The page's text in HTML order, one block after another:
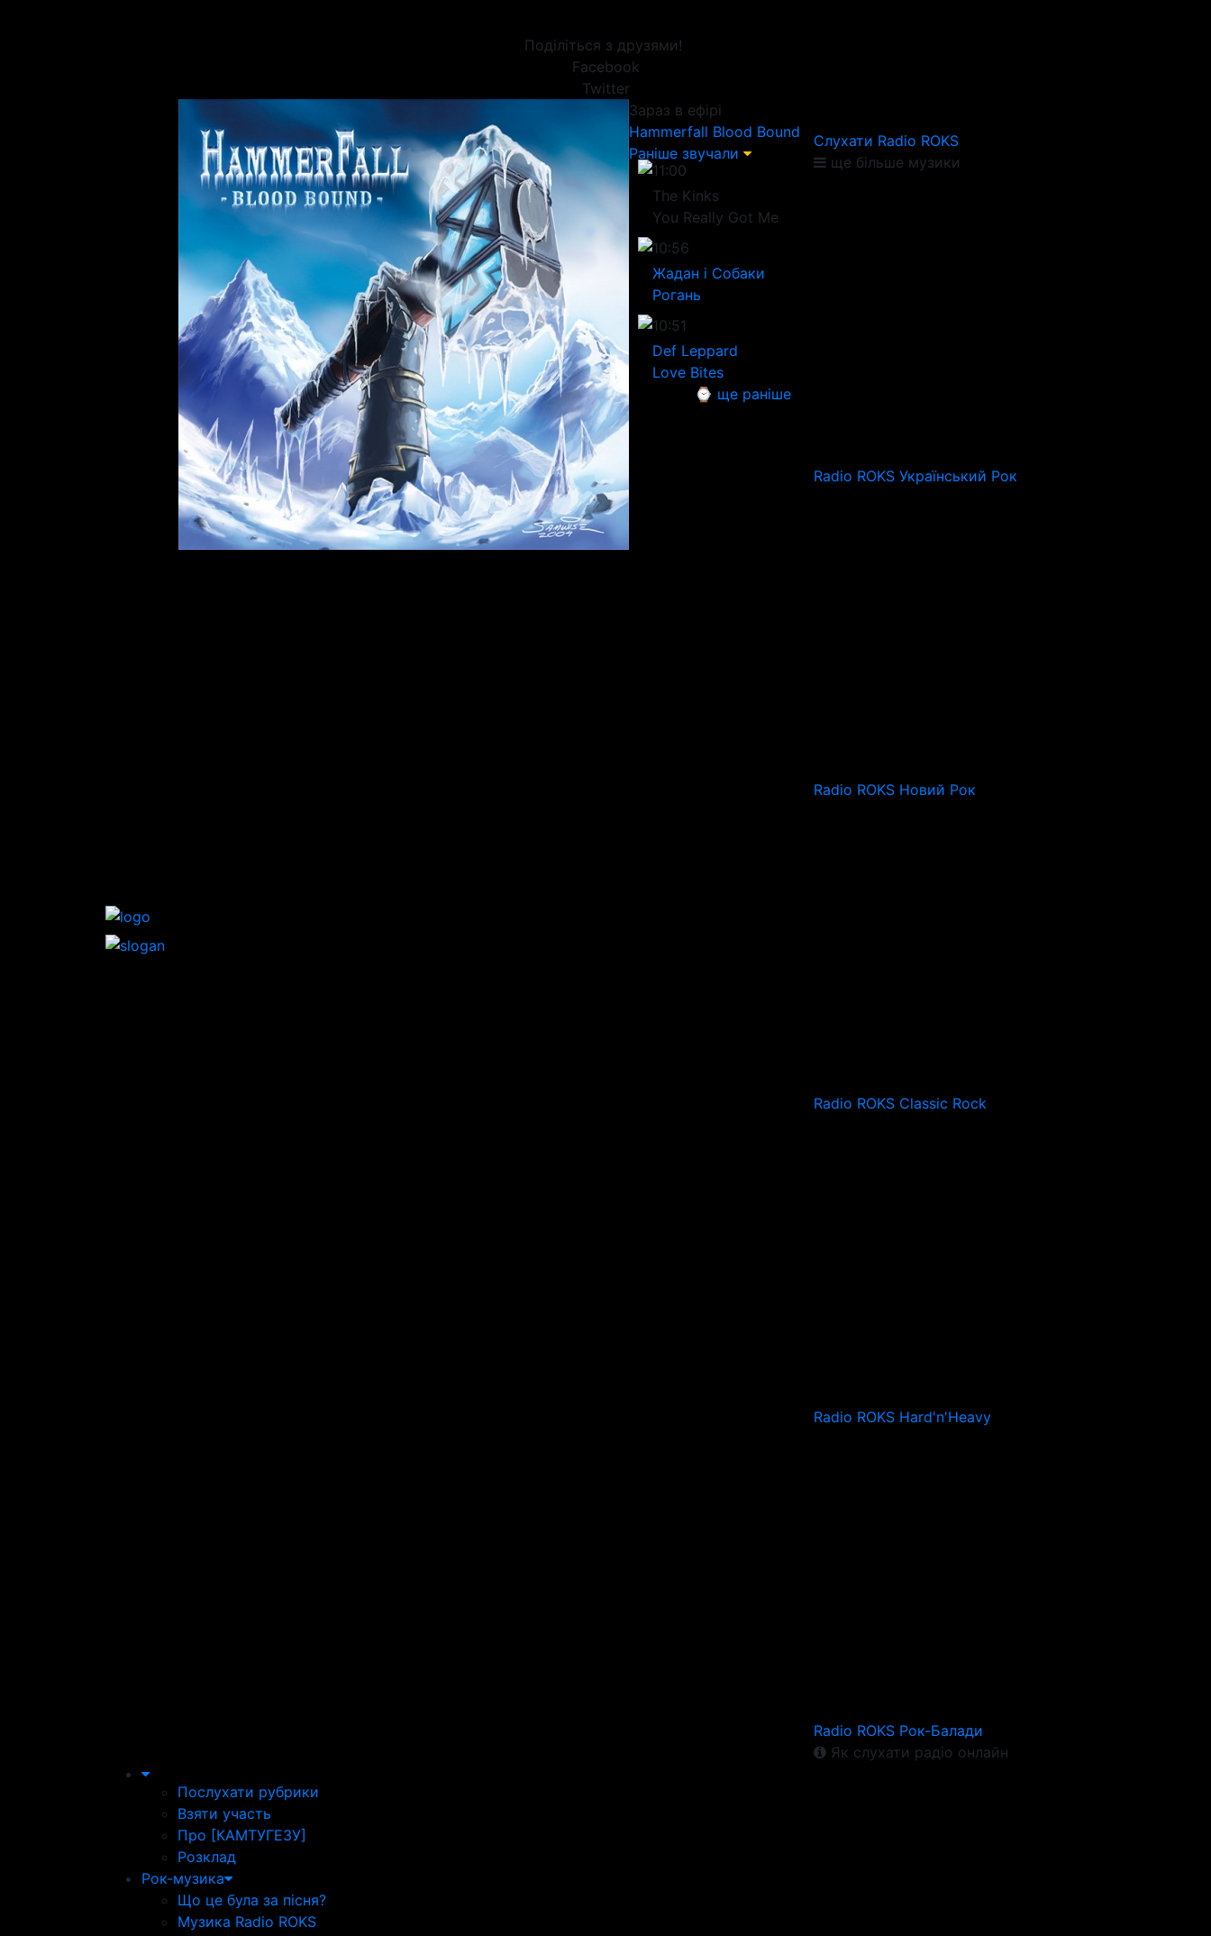
Поділіться з друзями!
Facebook
Twitter
Зараз в ефірі
Hammerfall Blood Bound
Раніше звучали
11:00
The Kinks
You Really Got Me
10:56
Жадан і Собаки
Рогань
10:51
Def Leppard
Love Bites
⌚ ще раніше
Слухати Radio ROKS
ще більше музики
Radio ROKS Український Рок
Radio ROKS Новий Рок
Radio ROKS Classic Rock
Radio ROKS Hard'n'Heavy
Radio ROKS Рок-Балади
Як слухати радіо онлайн
Послухати рубрики
Взяти участь
Про [КАМТУГЕЗУ]
Розклад
Рок-музика
Що це була за пісня?
Музика Radio ROKS